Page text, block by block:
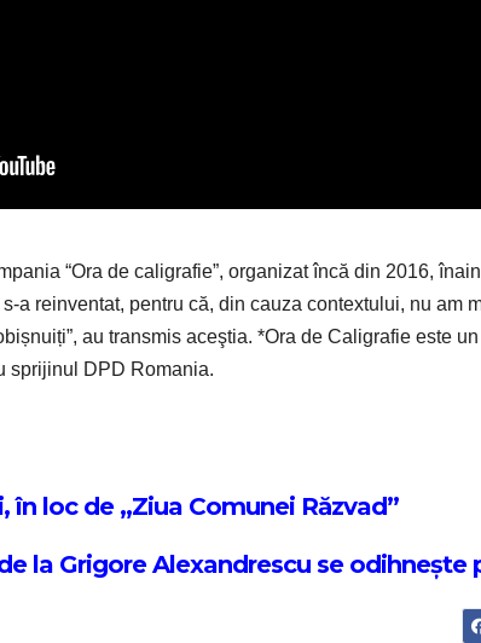
“Ora de caligrafie”, organizat încă din 2016,
a reinventat, pentru că, din cauza contextului, nu am
au transmis aceştia. *Ora de Caligrafie este
sprijinul DPD Romania.
în loc de „Ziua Comunei Răzvad”
la Grigore Alexandrescu se odihnește